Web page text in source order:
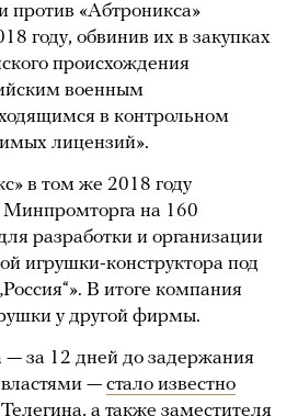
против «Абтроникса»
году, обвинив их в закупках
происхождения
военным
в контрольном
лицензий».
в том же 2018 году
Минпромторга на 160
разработки и организации
игрушки-конструктора под
В итоге компания
у другой фирмы.
— за 12 дней до задержания
— стало известно
а также заместителя